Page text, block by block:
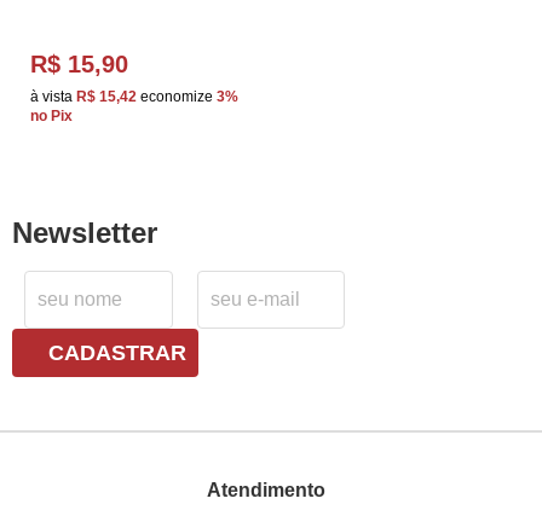
R$ 15,90
à vista R$ 15,42 economize 3%
no Pix
Newsletter
CADASTRAR
Atendimento